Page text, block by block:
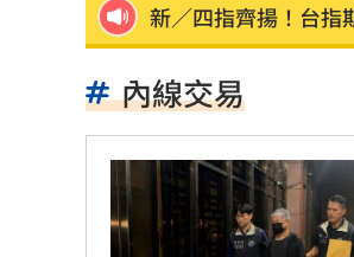
新／四指齊揚！台指
樂天女孩淚揭往事
一張百萬太貴！他公
內線交易